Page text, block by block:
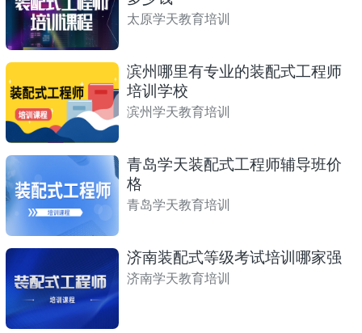
太原学天教育培训
滨州哪里有专业的装配式工程师
培训学校
滨州学天教育培训
青岛学天装配式工程师辅导班价
格
青岛学天教育培训
济南装配式等级考试培训哪家强
济南学天教育培训